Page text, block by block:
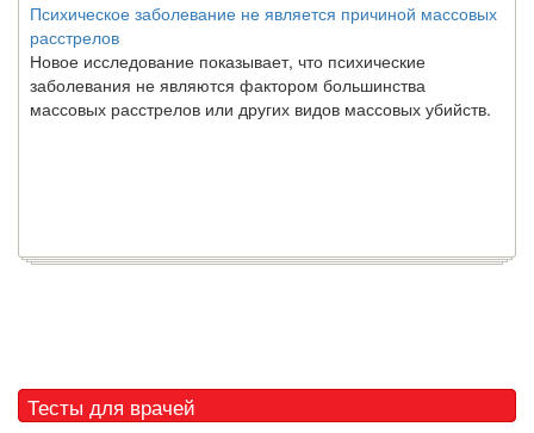
Психическое заболевание не является причиной массовых
расстрелов
Новое исследование показывает, что психические
заболевания не являются фактором большинства
массовых расстрелов или других видов массовых убийств.
Тесты для врачей